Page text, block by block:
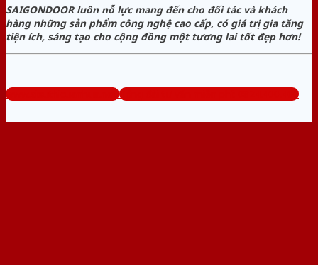
SAIGONDOOR luôn nỗ lực mang đến cho đối tác và khách
hàng những sản phẩm công nghệ cao cấp, có giá trị gia tăng
tiện ích, sáng tạo cho cộng đồng một tương lai tốt đẹp hơn!
www.sieuthicuanhua.net Tổng đài tư vấn miễn phí: 0824.400.400